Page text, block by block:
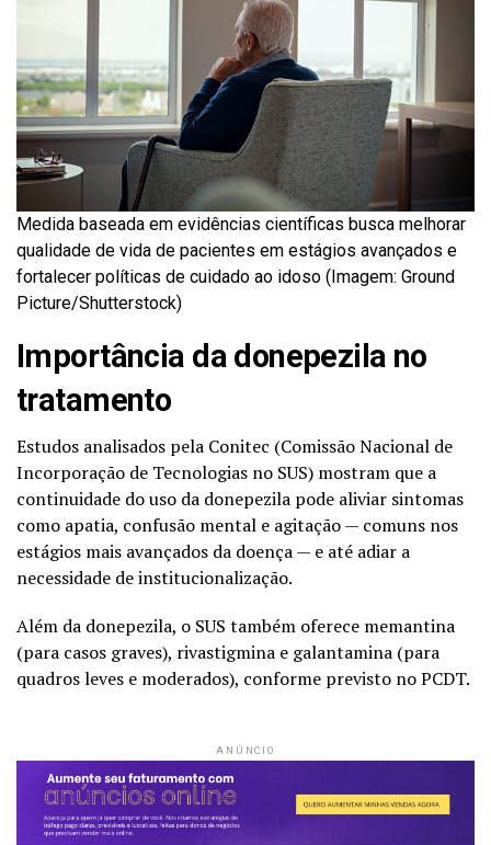
Medida baseada em evidências científicas busca melhorar
qualidade de vida de pacientes em estágios avançados e
fortalecer políticas de cuidado ao idoso (Imagem: Ground
Picture/Shutterstock)
Importância da donepezila no
tratamento
Estudos analisados pela Conitec (Comissão Nacional de
Incorporação de Tecnologias no SUS) mostram que a
continuidade do uso da donepezila pode aliviar sintomas
como apatia, confusão mental e agitação — comuns nos
estágios mais avançados da doença — e até adiar a
necessidade de institucionalização.
Além da donepezila, o SUS também oferece memantina
(para casos graves), rivastigmina e galantamina (para
quadros leves e moderados), conforme previsto no PCDT.
ANÚNCIO